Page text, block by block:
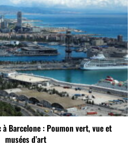
Barcelone : Poumon vert, vue et
musées d’art